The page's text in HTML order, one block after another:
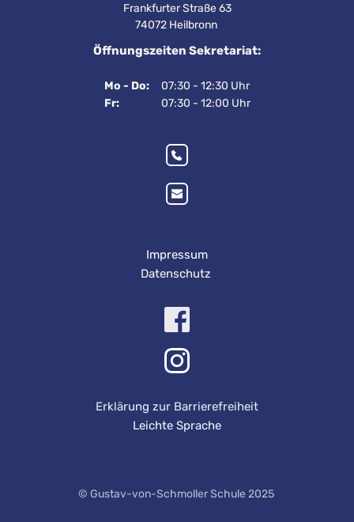
Frankfurter Straße 63
74072 Heilbronn
Öffnungszeiten Sekretariat:
Mo - Do:
07:30 - 12:30 Uhr
Fr:
07:30 - 12:00 Uhr
Impressum
Datenschutz
Erklärung zur Barrierefreiheit
Leichte Sprache
© Gustav-von-Schmoller Schule 2025